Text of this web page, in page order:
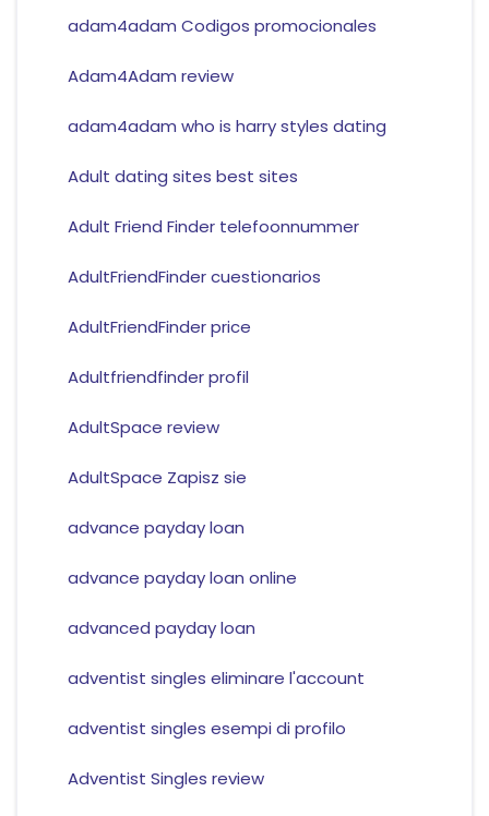
adam4adam Codigos promocionales
Adam4Adam review
adam4adam who is harry styles dating
Adult dating sites best sites
Adult Friend Finder telefoonnummer
AdultFriendFinder cuestionarios
AdultFriendFinder price
Adultfriendfinder profil
AdultSpace review
AdultSpace Zapisz sie
advance payday loan
advance payday loan online
advanced payday loan
adventist singles eliminare l'account
adventist singles esempi di profilo
Adventist Singles review